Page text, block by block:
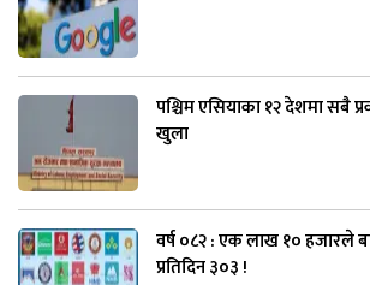
पश्चिम एसियाका १२ देशमा सबै
खुला
वर्ष ०८२ : एक लाख १० हजारले
प्रतिदिन ३०३ !